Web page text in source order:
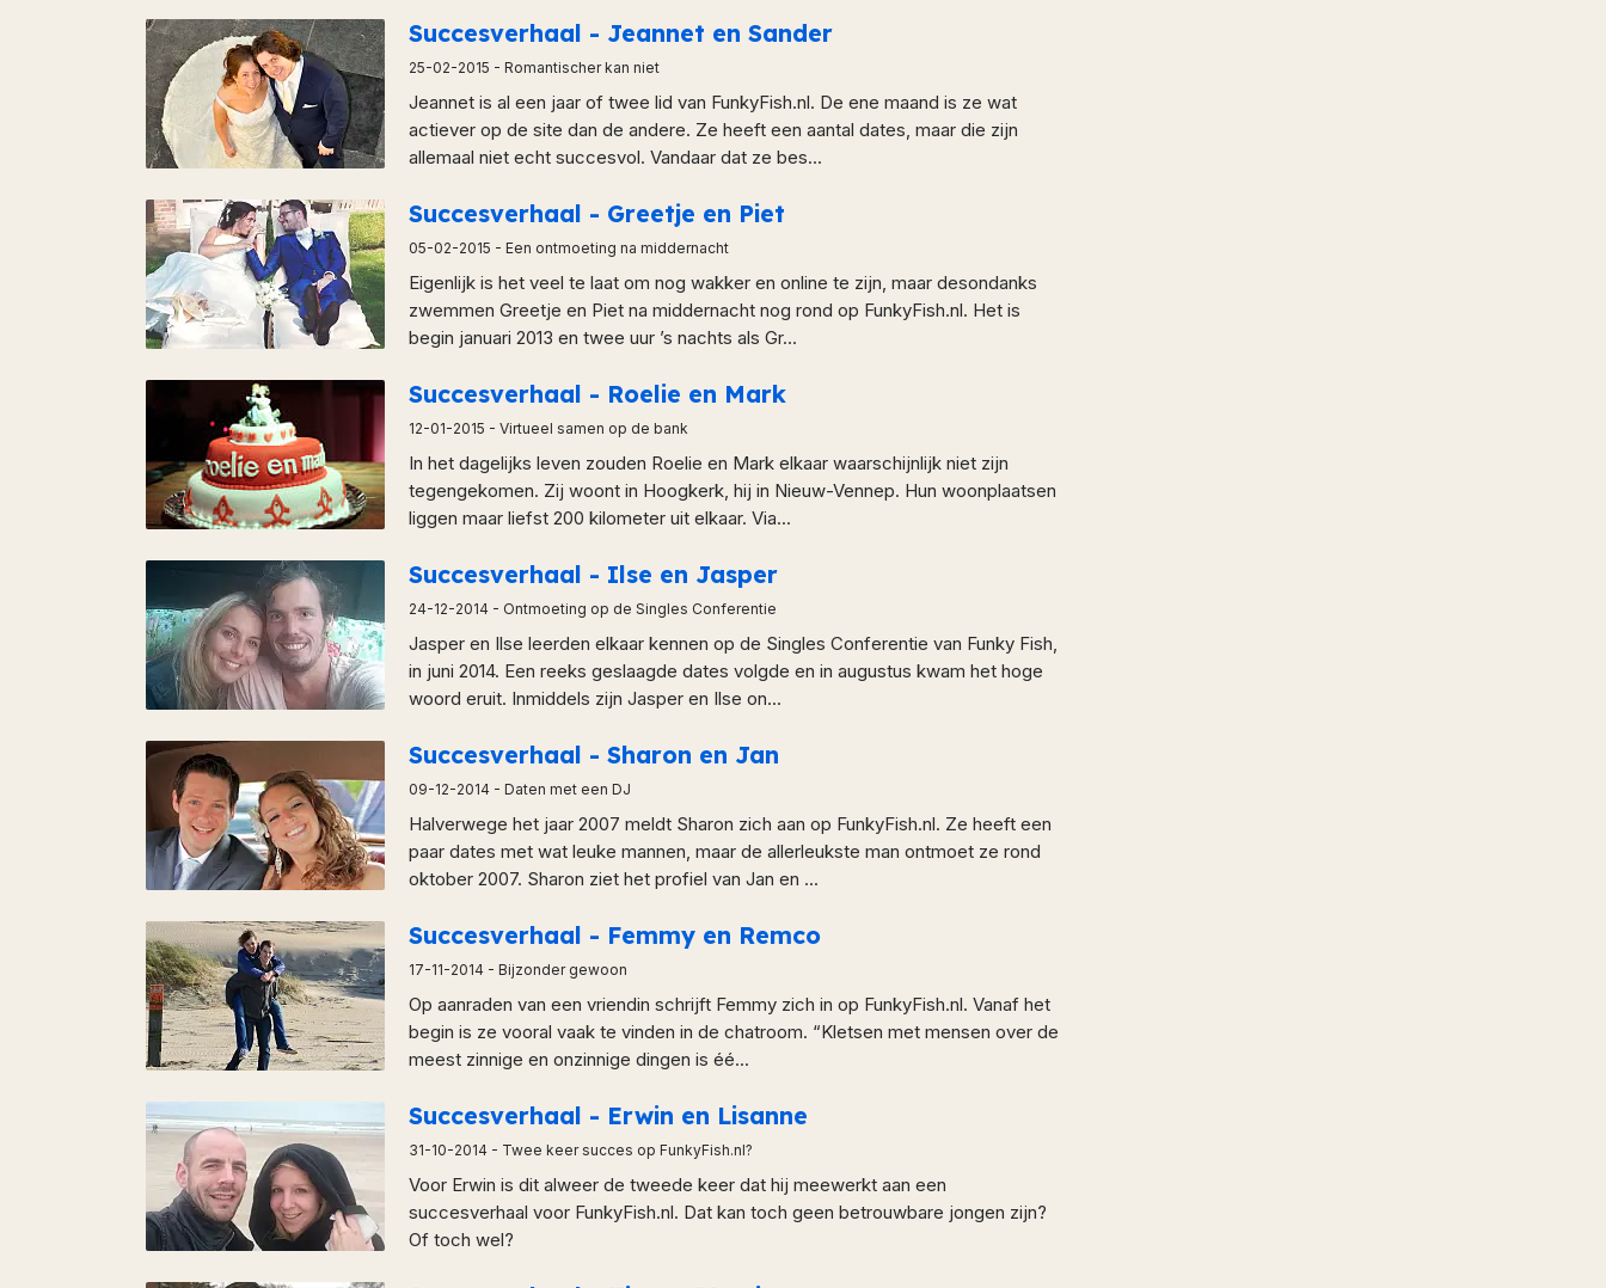
Succesverhaal - Jeannet en Sander
25-02-2015 - Romantischer kan niet
Jeannet is al een jaar of twee lid van FunkyFish.nl. De ene maand is ze wat
actiever op de site dan de andere. Ze heeft een aantal dates, maar die zijn
allemaal niet echt succesvol. Vandaar dat ze bes...
Succesverhaal - Greetje en Piet
05-02-2015 - Een ontmoeting na middernacht
Eigenlijk is het veel te laat om nog wakker en online te zijn, maar desondanks
zwemmen Greetje en Piet na middernacht nog rond op FunkyFish.nl. Het is
begin januari 2013 en twee uur ’s nachts als Gr...
Succesverhaal - Roelie en Mark
12-01-2015 - Virtueel samen op de bank
In het dagelijks leven zouden Roelie en Mark elkaar waarschijnlijk niet zijn
tegengekomen. Zij woont in Hoogkerk, hij in Nieuw-Vennep. Hun woonplaatsen
liggen maar liefst 200 kilometer uit elkaar. Via...
Succesverhaal - Ilse en Jasper
24-12-2014 - Ontmoeting op de Singles Conferentie
Jasper en Ilse leerden elkaar kennen op de Singles Conferentie van Funky Fish,
in juni 2014. Een reeks geslaagde dates volgde en in augustus kwam het hoge
woord eruit. Inmiddels zijn Jasper en Ilse on...
Succesverhaal - Sharon en Jan
09-12-2014 - Daten met een DJ
Halverwege het jaar 2007 meldt Sharon zich aan op FunkyFish.nl. Ze heeft een
paar dates met wat leuke mannen, maar de allerleukste man ontmoet ze rond
oktober 2007. Sharon ziet het profiel van Jan en ...
Succesverhaal - Femmy en Remco
17-11-2014 - Bijzonder gewoon
Op aanraden van een vriendin schrijft Femmy zich in op FunkyFish.nl. Vanaf het
begin is ze vooral vaak te vinden in de chatroom. “Kletsen met mensen over de
meest zinnige en onzinnige dingen is éé...
Succesverhaal - Erwin en Lisanne
31-10-2014 - Twee keer succes op FunkyFish.nl?
Voor Erwin is dit alweer de tweede keer dat hij meewerkt aan een
succesverhaal voor FunkyFish.nl. Dat kan toch geen betrouwbare jongen zijn?
Of toch wel?